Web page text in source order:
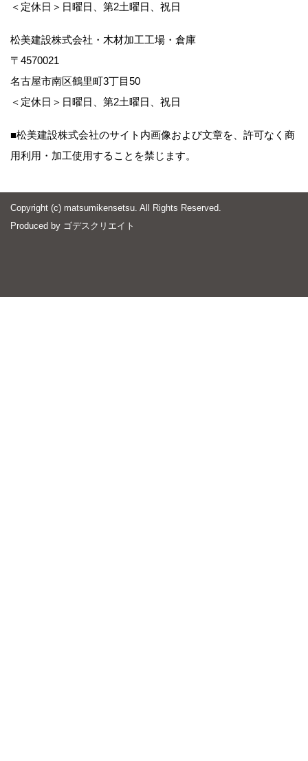
＜定休日＞日曜日、第2土曜日、祝日
松美建設株式会社・木材加工工場・倉庫
〒4570021
名古屋市南区鶴里町3丁目50
＜定休日＞日曜日、第2土曜日、祝日
■松美建設株式会社のサイト内画像および文章を、許可なく商
用利用・加工使用することを禁じます。
Copyright (c) matsumikensetsu. All Rights Reserved.
Produced by ゴデスクリエイト